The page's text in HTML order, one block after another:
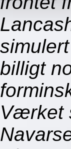
billigt
Værket